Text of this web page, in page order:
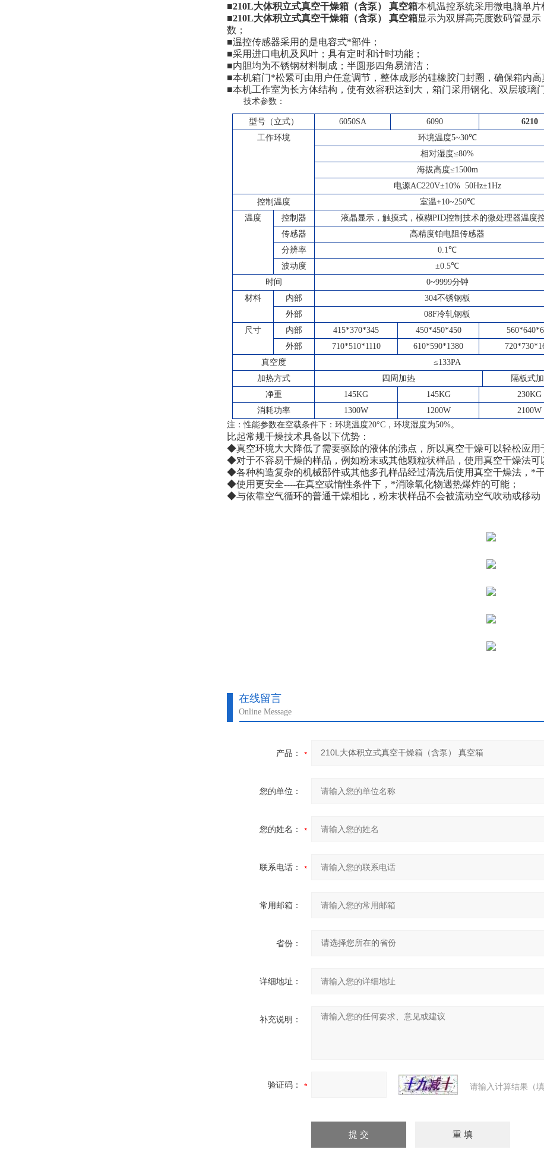
■210L大体积立式真空干燥箱（含泵） 真空箱本机温控系统采用微电脑单片
■210L大体积立式真空干燥箱（含泵） 真空箱显示为双屏高亮度数码管显
数；
■温控传感器采用的是电容式*部件；
■采用进口电机及风叶；具有定时和计时功能；
■内胆均为不锈钢材料制成；半圆形四角易清洁；
■本机箱门*松紧可由用户任意调节，整体成形的硅橡胶门封圈，确保箱内高
■本机工作室为长方体结构，使有效容积达到大，箱门采用钢化、双层玻璃
技术参数：
型号（立式） 6050SA 6090
6210
工作环境
环境温度5~30℃
相对湿度≤80%
海拔高度≤1500m
电源AC220V±10% 50Hz±1Hz
控制温度
室温+10~250℃
温度
控制器 液晶显示，触摸式，模糊PID控制技术的微处理器温度
传感器
高精度铂电阻传感器
分辨率
0.1℃
波动度
±0.5℃
时间
0~9999分钟
材料
内部 304不锈钢板
外部
08F冷轧钢板
尺寸
内部 415*370*345 450*450*450
外部
710*510*1110 610*590*1380
真空度
≤133PA
加热方式
四周加热
隔板式
净重
145KG 145KG
230KG
消耗功率
1300W 1200W
2100W
注：性能参数在空载条件下：环境温度20°C，环境湿度为50%。
比起常规干燥技术具备以下优势：
◆真空环境大大降低了需要驱除的液体的沸点，所以真空干燥可以轻松应用
◆对于不容易干燥的样品，例如粉末或其他颗粒状样品，使用真空干燥法可
◆各种构造复杂的机械部件或其他多孔样品经过清洗后使用真空干燥法，*
◆使用更安全----在真空或惰性条件下，*消除氧化物遇热爆炸的可能；
◆与依靠空气循环的普通干燥相比，粉末状样品不会被流动空气吹动或移动
在线留言
Online Message
产品：
您的单位：
您的姓名：
联系电话：
常用邮箱：
省份：
详细地址：
补充说明：
验证码： 请输入计算结果（